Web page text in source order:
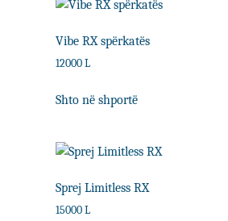
Vibe RX spërkatës
12000 L
Shto në shportë
Sprej Limitless RX
15000 L